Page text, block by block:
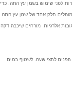
לפני שימוש בשמן עץ התה. כדי
מוהלים חלק אחד של שמן עץ התה
אלרגיות, מורחים שיכבה דקה
הפנים לחצי שעה. לשטוף במים